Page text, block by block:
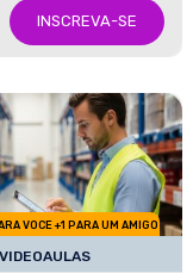
INSCREVA-SE
VOCE +1 PARA UM AMIGO